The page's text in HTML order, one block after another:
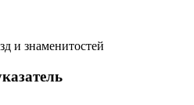
и знаменитостей